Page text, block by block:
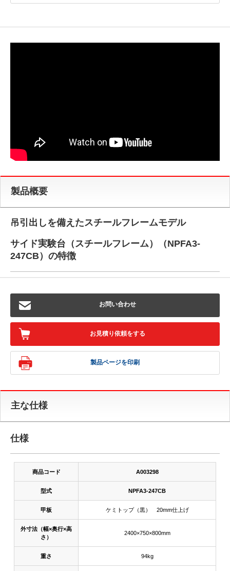
製品概要
吊引出しを備えたスチールフレームモデル
サイド実験台（スチールフレーム）（NPFA3-
247CB）の特徴
お問い合わせ
お見積り依頼をする
製品ページを印刷
主な仕様
仕様
商品コード A003298
型式 NPFA3-247CB
甲板 ケミトップ（黒） 20mm仕上げ
外寸法（幅×奥行×高
さ）
2400×750×800mm
重さ 94kg